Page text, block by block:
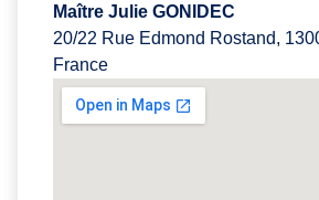
Maître Julie GONIDEC
20/22 Rue Edmond Rostand,
France